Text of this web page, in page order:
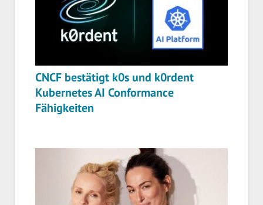
CNCF bestätigt k0s und k0rdent
Kubernetes AI Conformance
Fähigkeiten